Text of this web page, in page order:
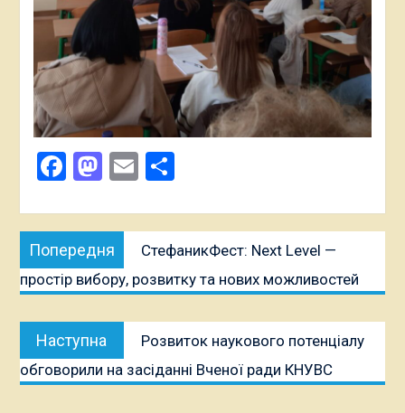
Facebook
Mastodon
EmailПоділитися
Навігація
записів
Попередня
Попередня
публікація:
СтефаникФест: Next Level —
простір вибору, розвитку та нових можливостей
Наступна
публікація:
Розвиток наукового потенціалу
обговорили на засіданні Вченої ради КНУВС